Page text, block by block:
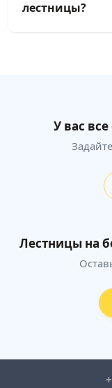
лестницы?
У вас
Лестницы на